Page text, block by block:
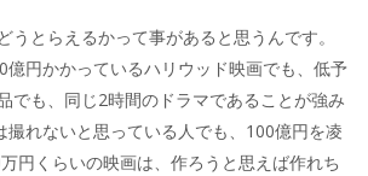
うとらえるかって事があると思うんです。
億円かかっているハリウッド映画でも、低予
でも、同じ2時間のドラマであることが強み
撮れないと思っている人でも、100億円を凌
円くらいの映画は、作ろうと思えば作れち